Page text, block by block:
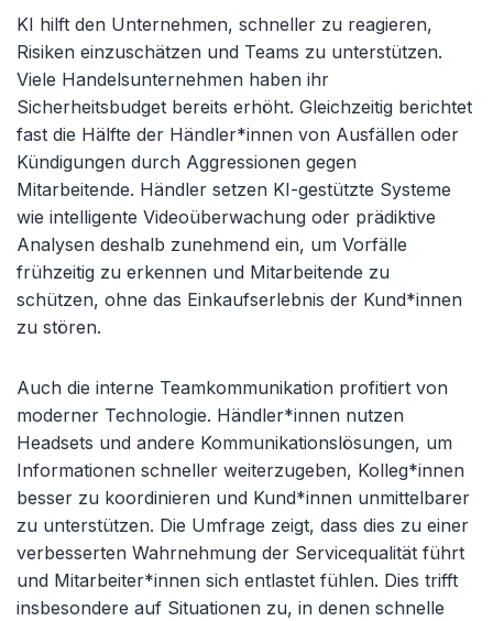
KI hilft den Unternehmen, schneller zu reagieren,
Risiken einzuschätzen und Teams zu unterstützen.
Viele Handelsunternehmen haben ihr
Sicherheitsbudget bereits erhöht. Gleichzeitig berichtet
fast die Hälfte der Händler*innen von Ausfällen oder
Kündigungen durch Aggressionen gegen
Mitarbeitende. Händler setzen KI-gestützte Systeme
wie intelligente Videoüberwachung oder prädiktive
Analysen deshalb zunehmend ein, um Vorfälle
frühzeitig zu erkennen und Mitarbeitende zu
schützen, ohne das Einkaufserlebnis der Kund*innen
zu stören.
Auch die interne Teamkommunikation profitiert von
moderner Technologie. Händler*innen nutzen
Headsets und andere Kommunikationslösungen, um
Informationen schneller weiterzugeben, Kolleg*innen
besser zu koordinieren und Kund*innen unmittelbarer
zu unterstützen. Die Umfrage zeigt, dass dies zu einer
verbesserten Wahrnehmung der Servicequalität führt
und Mitarbeiter*innen sich entlastet fühlen. Dies trifft
insbesondere auf Situationen zu, in denen schnelle